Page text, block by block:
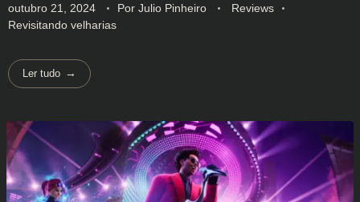
outubro 21, 2024 Por Julio Pinheiro
Reviews
Revisitando velharias
Ler tudo